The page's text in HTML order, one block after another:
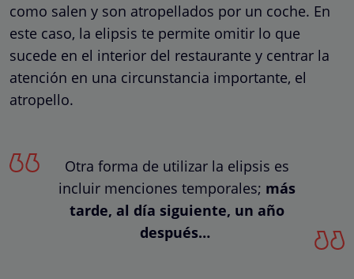
como salen y son atropellados por un coche. En
este caso, la elipsis te permite omitir lo que
sucede en el interior del restaurante y centrar la
atención en una circunstancia importante, el
atropello.
Otra forma de utilizar la elipsis es
incluir menciones temporales; más
tarde, al día siguiente, un año
después…